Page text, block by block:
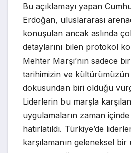
Bu açıklamayı yapan
Erdoğan, uluslararası
konuşulan ancak aslında
detaylarını bilen protokol
Mehter Marşı’nın sadece
tarihimizin ve kültürümüzün
dokusundan biri olduğu
Liderlerin bu marşla
uygulamaların zaman
hatırlatıldı. Türkiye’de
karşılamanın geleneksel